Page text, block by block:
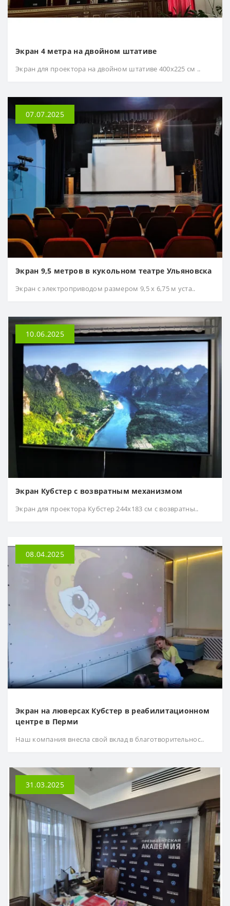
Экран 4 метра на двойном штативе
Экран для проектора на двойном штативе 400х225 см ..
07.07.2025
Экран 9,5 метров в кукольном театре Ульяновска
Экран с электроприводом размером 9,5 х 6,75 м уста..
10.06.2025
Экран Кубстер с возвратным механизмом
Экран для проектора Кубстер 244х183 см с возвратны..
08.04.2025
Экран на люверсах Кубстер в реабилитационном
центре в Перми
Наш компания внесла свой вклад в благотворительнос..
31.03.2025